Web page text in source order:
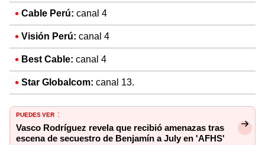
Cable Perú: canal 4
Visión Perú: canal 4
Best Cable: canal 4
Star Globalcom: canal 13.
PUEDES VER :
Vasco Rodríguez revela que recibió amenazas tras
escena de secuestro de Benjamín a July en 'AFHS'